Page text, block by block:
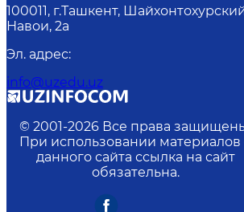
100011, г.Ташкент,
Навои, 2а
Эл. адрес:
info@uzedu.uz
© 2001-2026 Все права
При использовании материалов
данного сайта ссылка на сайт
обязательна.